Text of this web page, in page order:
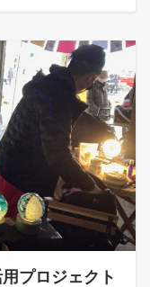
プロジェクト